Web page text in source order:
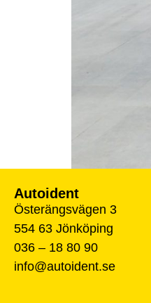
Autoident
Österängsvägen 3
554 63 Jönköping
036 – 18 80 90
info@autoident.se